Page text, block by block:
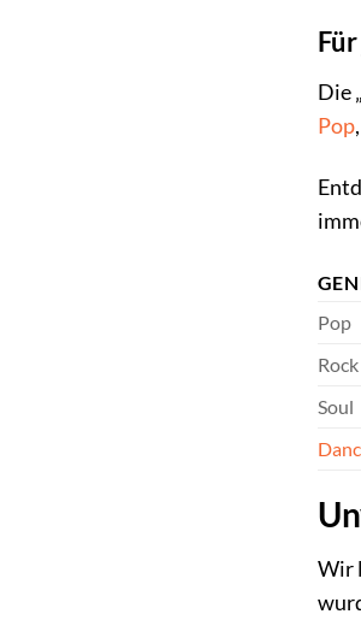
Die
Pop,
Pop
Rock
Soul
Wir